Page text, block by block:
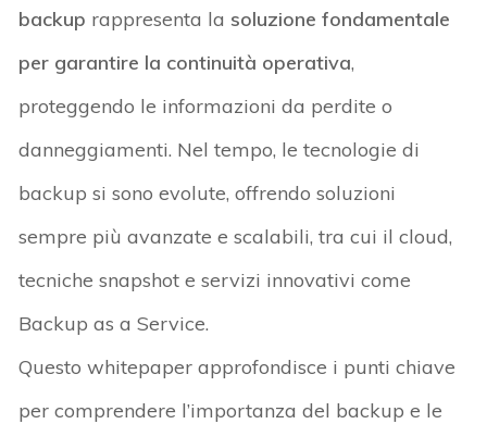
backup rappresenta la soluzione fondamentale
per garantire la continuità operativa,
proteggendo le informazioni da perdite o
danneggiamenti. Nel tempo, le tecnologie di
backup si sono evolute, offrendo soluzioni
sempre più avanzate e scalabili, tra cui il cloud,
tecniche snapshot e servizi innovativi come
Backupas a Service.
Questowhitepaper approfondisce i punti chiave
per comprendere l’importanza del backup e le